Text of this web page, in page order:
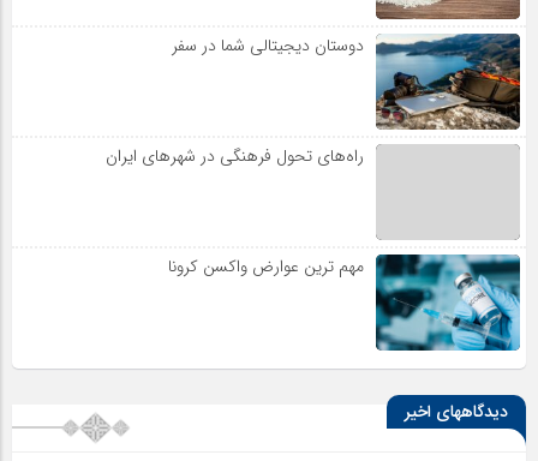
دوستان دیجیتالی شما در سفر
راه‌های تحول فرهنگی در شهرهای ایران
مهم ترین عوارض واکسن کرونا
دیدگاههای اخیر